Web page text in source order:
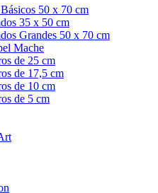
50 x 70 cm
35 x 50 cm
Grandes 50 x 70 cm
Mache
de 25 cm
de 17,5 cm
de 10 cm
de 5 cm